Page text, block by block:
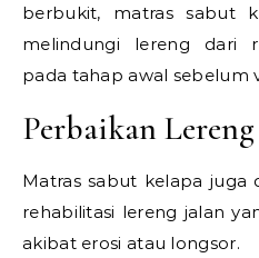
berbukit, matras sabut
melindungi lereng dari
pada tahap awal sebelum
Perbaikan
Matras sabut kelapa juga
rehabilitasi lereng jalan
akibat erosi atau longsor.